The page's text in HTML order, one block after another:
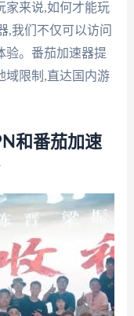
家来说,如何才能玩
,我们不仅可以访问
验。番茄加速器提
域限制,直达国内游
和番茄加速